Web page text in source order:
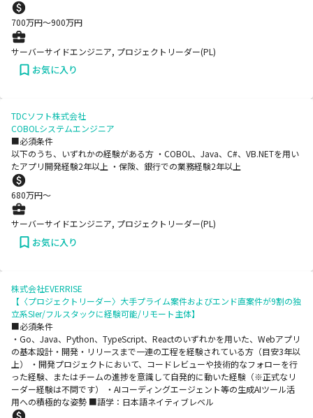
700万円〜900万円
サーバーサイドエンジニア, プロジェクトリーダー(PL)
お気に入り
TDCソフト株式会社
COBOLシステムエンジニア
■必須条件
以下のうち、いずれかの経験がある方 ・COBOL、Java、C#、VB.NETを用い
たアプリ開発経験2年以上 ・保険、銀行での業務経験2年以上
680万円〜
サーバーサイドエンジニア, プロジェクトリーダー(PL)
お気に入り
株式会社EVERRISE
【〈プロジェクトリーダー〉大手プライム案件およびエンド直案件が9割の独
立系SIer/フルスタックに経験可能/リモート主体】
■必須条件
・Go、Java、Python、TypeScript、Reactのいずれかを用いた、Webアプリ
の基本設計・開発・リリースまで一連の工程を経験されている方（目安3年以
上） ・開発プロジェクトにおいて、コードレビューや技術的なフォローを行
った経験、またはチームの進捗を意識して自発的に動いた経験（※正式なリ
ーダー経験は不問です） ・AIコーディングエージェント等の生成AIツール活
用への積極的な姿勢 ■語学：日本語ネイティブレベル